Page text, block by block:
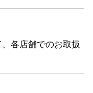
各店舗でのお取扱